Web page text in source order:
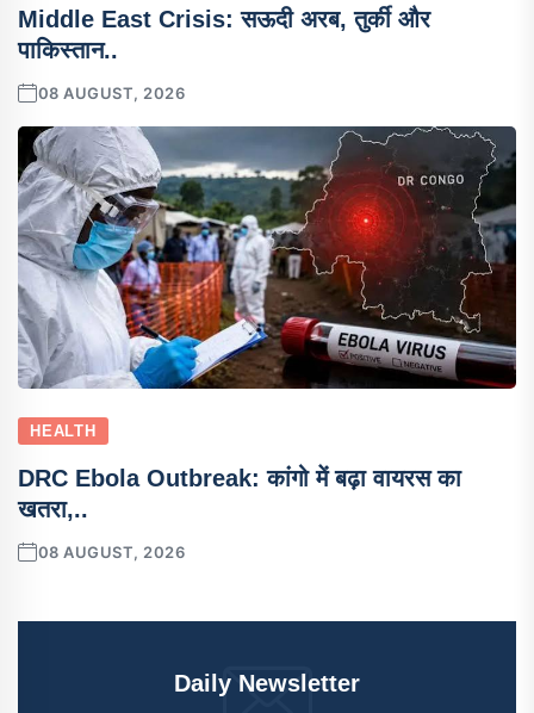
Middle East Crisis: सऊदी अरब, तुर्की और
पाकिस्तान..
08 AUGUST, 2026
HEALTH
DRC Ebola Outbreak: कांगो में बढ़ा वायरस का
खतरा,..
08 AUGUST, 2026
Daily Newsletter